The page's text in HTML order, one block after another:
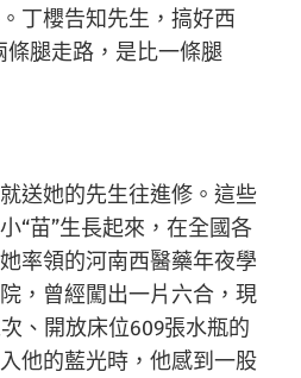
丁櫻告知先生，搞好西
條腿走路，是比一條腿
送她的先生往進修。這些
“苗”生長起來，在全國各
率領的河南西醫藥年夜學
，曾經闖出一片六合，現
、開放床位609張水瓶的
他的藍光時，他感到一股